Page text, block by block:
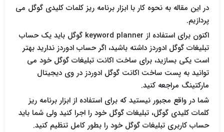
در این مقاله به نحوه کار با ابزار برنامه ریز کلمات کلیدی گوگل می
پردازیم.
اکنون برای استفاده از keyword planner گوگل باید یک حساب
تبلیغات گوگل ادوردز داشته باشید، اگر حساب ادوردز ندارید بهتر
است یکی بسازید، برای ساخت اکانت تبلیغات گوگل خود می
توانید به پست ساخت اکانت گوگل ادوردز در وی دیجیتال
مارکتینگ مراجعه کنید.
شما در واقع مجبور نیستید که برای استفاده از ابزار برنامه ریز
کلمات کلیدی گوگل، تبلیغات گوگل خود را اجرا کنید ولی شما باید
حساب کاربری تبلیغات گوگل خود را بطور کامل تنظیم کنید.